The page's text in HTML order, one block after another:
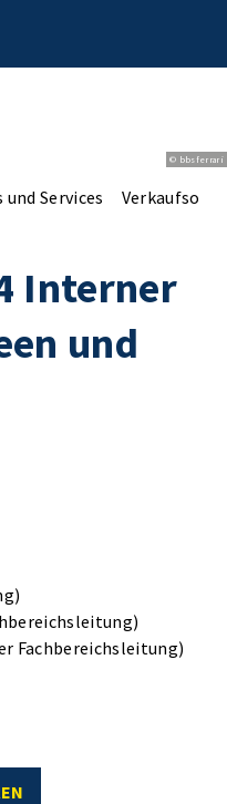
© bbsferrari
und Services
Interner
und
Fachbereichsleitung)